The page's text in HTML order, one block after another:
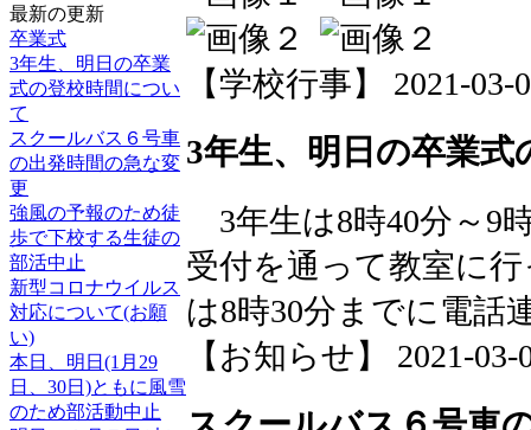
最新の更新
卒業式
3年生、明日の卒業
式の登校時間につい
て
スクールバス６号車
の出発時間の急な変
更
強風の予報のため徒
歩で下校する生徒の
部活中止
新型コロナウイルス
対応について(お願
い)
本日、明日(1月29
日、30日)ともに風雪
のため部活動中止
【学校行事】 2021-03-
3年生、明日の卒業
3年生は8時40分～9
受付を通って教室に
は8時30分までに電話
【お知らせ】 2021-03-